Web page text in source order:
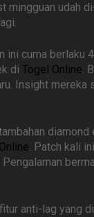
mingguan udah
ini cuma berlaku
di Togel Online.
Insight mereka
diamond
. Patch kali
anti-lag yang